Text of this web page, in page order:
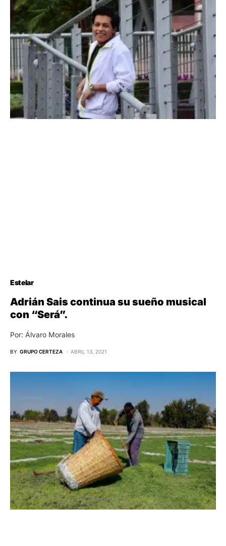
Estelar
Adrián Sais continua su sueño musical
con “Será”.
Por: Álvaro Morales
BY GRUPO CERTEZA ABRIL 13, 2021